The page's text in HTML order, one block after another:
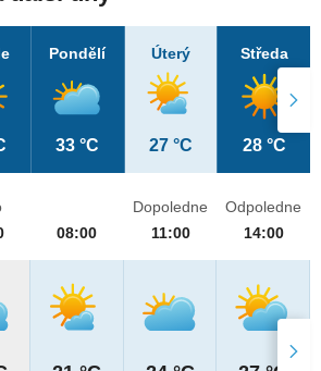
Pondělí
33 °C
Úterý
27 °C
Středa
28 °C
08:00
Dopoledne
11:00
Odpoledne
14:00